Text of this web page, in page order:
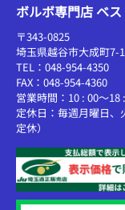
ボルボ専門店 ベ
〒343-0825
埼玉県越谷市大成町7-
TEL：048-954-4350
FAX：048-954-4360
営業時間：10 : 00～18
定休日：毎週月曜日
定休）